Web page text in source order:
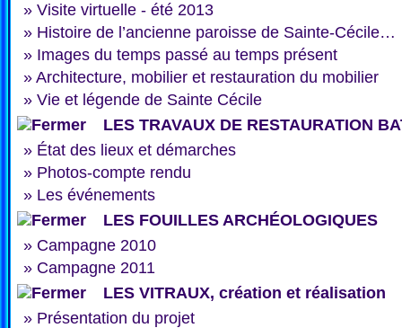
» Visite virtuelle - été 2013
» Histoire de l’ancienne paroisse de Sainte-Cécile…
» Images du temps passé au temps présent
» Architecture, mobilier et restauration du mobilier
» Vie et légende de Sainte Cécile
LES TRAVAUX DE RESTAURATION
» État des lieux et démarches
» Photos-compte rendu
» Les événements
LES FOUILLES ARCHÉOLOGIQUES
» Campagne 2010
» Campagne 2011
LES VITRAUX, création et réalisation
» Présentation du projet